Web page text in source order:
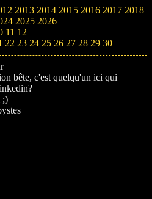
2013 2014 2015 2016 2017 2018
2025 2026
11 12
22 23 24 25 26 27 28 29 30
bête, c'est quelqu'un ici qui
;)